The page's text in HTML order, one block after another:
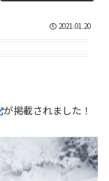
2021.01.20
が掲載されました！